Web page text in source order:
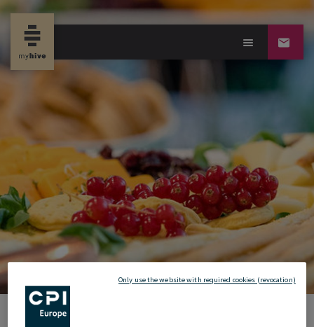
new propertynews
Only use the website with required cookies (revocation)